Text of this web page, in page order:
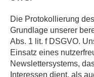
Die Protokollierung
Grundlage unserer
Abs. 1 lit. f DSGVO.
Einsatz eines
Newslettersystems,
Interessen dient, als